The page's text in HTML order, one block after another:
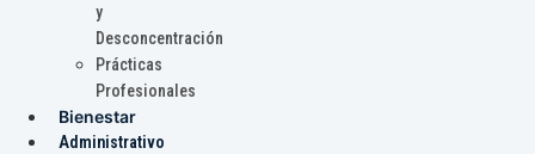
y
Desconcentración
Prácticas
Profesionales
Bienestar
Administrativo